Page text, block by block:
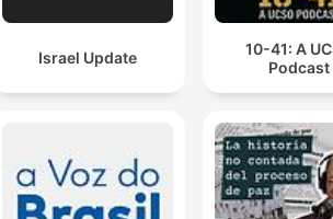
Israel Update
10-41: A
Podcast